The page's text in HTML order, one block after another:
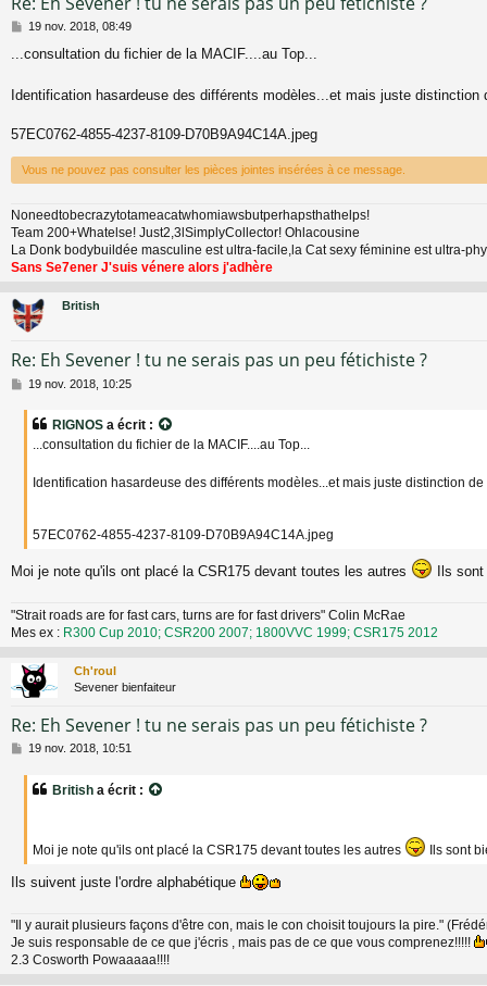
M
s
a
19 nov. 2018, 08:49
...consultation du fichier de la MACIF....au Top...
Identification hasardeuse des différents modèles...et mais juste
57EC0762-4855-4237-8109-D70B9A94C14A.jpeg
Vous ne pouvez pas consulter les pièces jointes insérées à ce message.
Noneedtobecrazytotameacatwhomiawsbutperhapsthathelps!
Team 200+Whatelse! Just2,3lSimplyCollector! Ohlacousine
La Donk bodybuildée masculine est ultra-facile,la Cat sexy féminine est ultra-
Sans Se7ener J'suis vénere alors j'adhère
British
Re: Eh Sevener ! tu ne serais pas un peu fétichiste ?
M19 nov. 2018, 10:25
RIGNOS a écrit :
...consultation du fichier de la MACIF....au Top...
Identification hasardeuse des différents modèles...et mais juste distinction
57EC0762-4855-4237-8109-D70B9A94C14A.jpeg
Moi je note qu'ils ont placé la CSR175 devant toutes les autres Ils
"Strait roads are for fast cars, turns are for fast drivers" Colin McRae
Mes ex : R300 Cup 2010; CSR200 2007; 1800VVC 1999; CSR175 2012
Ch'roul
Sevener bienfaiteur
Re: Eh Sevener ! tu ne serais pas un peu fétichiste ?
M
19 nov. 2018, 10:51
British a écrit :
Moi je note qu'ils ont placé la CSR175 devant toutes les autres Ils sont
Ils suivent juste l'ordre alphabétique
"Il y aurait plusieurs façons d'être con, mais le con choisit toujours la pire."
Je suis responsable de ce que j'écris , mais pas de ce que vous comprenez!!!!!
2.3 Cosworth Powaaaaa!!!!